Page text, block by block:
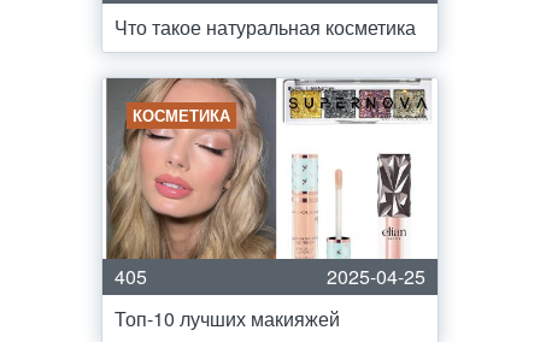
Что такое натуральная косметика
КОСМЕТИКА
405
2025-04-25
Топ-10 лучших макияжей